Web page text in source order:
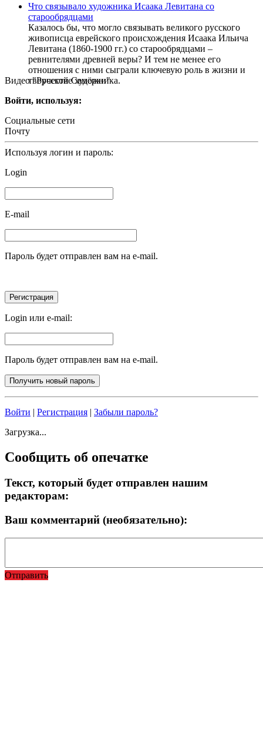
Видео "Русской Семёрки"
Что связывало художника Исаака Левитана со
старообрядцами
Казалось бы, что могло связывать великого русского
живописца еврейского происхождения Исаака Ильича
Левитана (1860-1900 гг.) со старообрядцами –
ревнителями древней веры? И тем не менее его
отношения с ними сыграли ключевую роль в жизни и
творчестве художника.
Войти, используя:
Социальные сети
Почту
Используя логин и пароль:
Login
E-mail
Пароль будет отправлен вам на e-mail.
Login или e-mail:
Пароль будет отправлен вам на e-mail.
Войти | Регистрация | Забыли пароль?
Загрузка...
Сообщить об опечатке
Текст, который будет отправлен нашим
редакторам:
Ваш комментарий (необязательно):
Отправить